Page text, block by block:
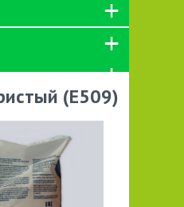
(Е509)